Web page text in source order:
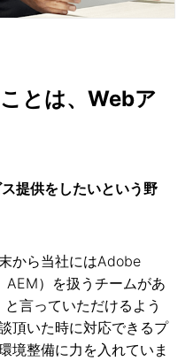
とは、Webア
提供をしたいという野
から当社にはAdobe
）を扱うチームがあ
言っていただけるよう
頂いた時に対応できるプ
境整備に力を入れていま